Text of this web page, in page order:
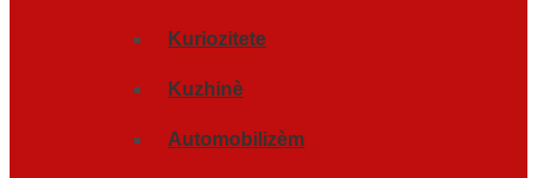
Kuriozitete
Kuzhinè
Automobilizèm